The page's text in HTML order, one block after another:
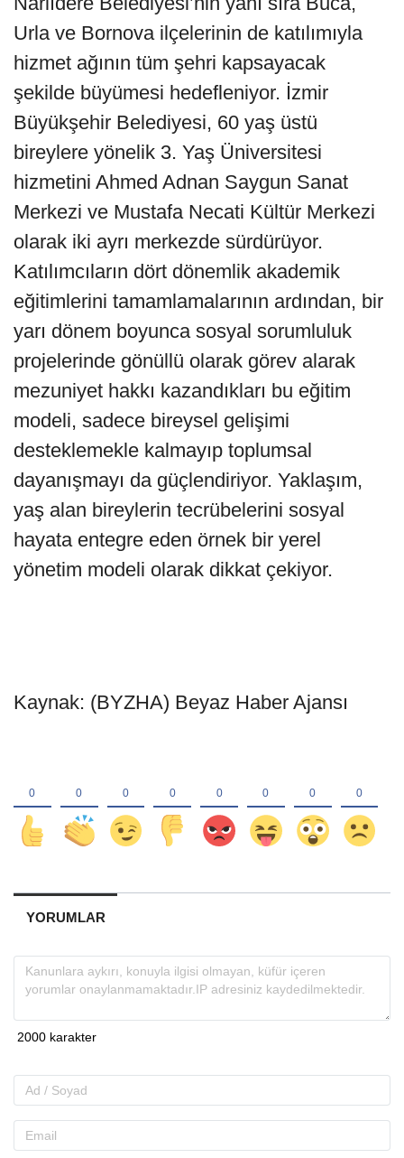
Urla ve Bornova ilçelerinin de katılımıyla
hizmet ağının tüm şehri kapsayacak
şekilde büyümesi hedefleniyor. İzmir
Büyükşehir Belediyesi, 60 yaş üstü
bireylere yönelik 3. Yaş Üniversitesi
hizmetini Ahmed Adnan Saygun Sanat
Merkezi ve Mustafa Necati Kültür Merkezi
olarak iki ayrı merkezde sürdürüyor.
Katılımcıların dört dönemlik akademik
eğitimlerini tamamlamalarının ardından, bir
yarı dönem boyunca sosyal sorumluluk
projelerinde gönüllü olarak görev alarak
mezuniyet hakkı kazandıkları bu eğitim
modeli, sadece bireysel gelişimi
desteklemekle kalmayıp toplumsal
dayanışmayı da güçlendiriyor. Yaklaşım,
yaş alan bireylerin tecrübelerini sosyal
hayata entegre eden örnek bir yerel
yönetim modeli olarak dikkat çekiyor.
Kaynak: (BYZHA) Beyaz Haber Ajansı
YORUMLAR